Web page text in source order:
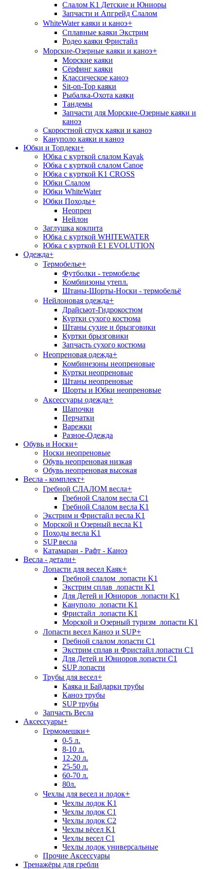
Слалом K1 Детские и Юниоры
Запчасти и Апгрейд Слалом
WhiteWater каяки и каноэ+
Сплавные каяки Экстрим
Родео каяки Фристайл
Морские-Озерные каяки и каноэ+
Морские каяки
Сёрфинг каяки
Классическое каноэ
Sit-on-Top каяки
Рыбалка-Охота каяки
Тандемы
Запчасти для Морские-Озерные каяки и
каноэ
Скоростной спуск каяки и каноэ
Кануполо каяки и каноэ
Юбки и Топдеки+
Юбка с курткой слалом Kayak
Юбка с курткой слалом Canoe
Юбка с курткой K1 CROSS
Юбки Слалом
Юбки WhiteWater
Юбки Походы+
Неопрен
Нейлон
Заглушка кокпита
Юбка с курткой WHITEWATER
Юбка с курткой E1 EVOLUTION
Одежда+
Термобелье+
Футболки - термобелье
Комбиизоны утепл.
Штаны-Шорты-Носки - термобельё
Нейлоновая одежда+
Драйсьют-Гидрокостюм
Куртки сухого костюма
Штаны сухие и брызговики
Куртки брызговики
Запчасть сухого костюма
Неопреновая одежда+
Комбинезоны неопреновые
Куртки неопреновые
Штаны неопреновые
Шорты и Юбки неопреновые
Аксессуары одежда+
Шапочки
Перчатки
Варежки
Разное-Одежда
Обувь и Носки+
Носки неопреновые
Обувь неопреновая низкая
Обувь неопреновая высокая
Весла - комплект+
Гребной СЛАЛОМ весла+
Гребной Слалом весла C1
Гребной Слалом весла K1
Экстрим и Фристайл весла K1
Морской и Озерный весла K1
Походы весла K1
SUP весла
Катамаран - Рафт - Каноэ
Весла - детали+
Лопасти для весел Каяк+
Гребной слалом_лопасти K1
Экстрим сплав_лопасти K1
Для Детей и Юниоров_лопасти K1
Кануполо_лопасти K1
Фристайл_лопасти K1
Морской и Озерный туризм_лопасти K1
Лопасти весел Каноэ и SUP+
Гребной слалом лопасти C1
Экстрим сплав и Фристайл лопасти C1
Для Детей и Юниоров лопасти C1
SUP лопасти
Трубы для весел+
Каяка и Байдарки трубы
Каноэ трубы
SUP трубы
Запчасть Весла
Аксессуары+
Гермомешки+
0-5 л.
8-10 л.
12-20 л.
25-50 л.
60-70 л.
80л.
Чехлы для весел и лодок+
Чехлы лодок K1
Чехлы лодок C1
Чехлы лодок C2
Чехлы вёсел K1
Чехлы весел C1
Чехлы лодок универсальные
Прочие Аксессуары
Тренажёры для гребли